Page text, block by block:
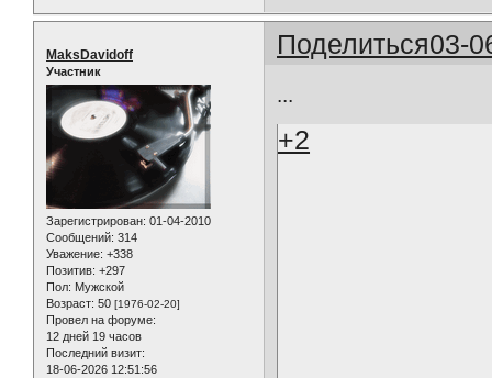
Поделиться03-
MaksDavidoff
Участник
Зарегистрирован: 01-04-2010
Сообщений: 314
Уважение: +338
Позитив: +297
Пол: Мужской
Возраст: 50 [1976-02-20]
Провел на форуме:
12 дней 19 часов
Последний визит:
18-06-2026 12:51:56
...
+2